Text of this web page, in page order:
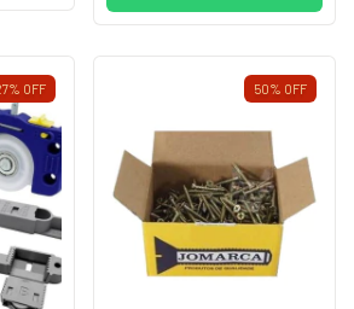
% OFF 50% OFF